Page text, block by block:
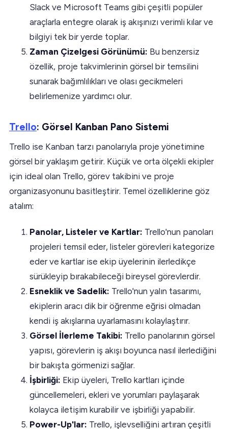
Slack ve Microsoft Teams gibi çeşitli popüler
araçlarla entegre olarak iş akışınızı verimli kılar ve
bilgiyi tek bir yerde toplar.
Zaman Çizelgesi Görünümü: Bu benzersiz
özellik, proje takvimlerinin görsel bir temsilini
sunarak bağımlılıkları ve olası gecikmeleri
belirlemenize yardımcı olur.
Trello: Görsel Kanban Pano Sistemi
Trello ise Kanban tarzı panolarıyla proje yönetimine
görsel bir yaklaşım getirir. Küçük ve orta ölçekli ekipler
için ideal olan Trello, görev takibini ve proje
organizasyonunu basitleştirir. Temel özelliklerine göz
atalım:
Panolar, Listeler ve Kartlar: Trello'nun panoları
projeleri temsil eder, listeler görevleri kategorize
eder ve kartlar ise ekip üyelerinin ilerledikçe
sürükleyip bırakabileceği bireysel görevlerdir.
Esneklik ve Sadelik: Trello'nun yalın tasarımı,
ekiplerin aracı dik bir öğrenme eğrisi olmadan
kendi iş akışlarına uyarlamasını kolaylaştırır.
Görsel İlerleme Takibi: Trello panolarının görsel
yapısı, görevlerin iş akışı boyunca nasıl ilerlediğini
bir bakışta görmenizi sağlar.
İşbirliği: Ekip üyeleri, Trello kartları içinde
güncellemeleri, ekleri ve yorumları paylaşarak
kolayca iletişim kurabilir ve işbirliği yapabilir.
Power-Up'lar: Trello, işlevselliğini artıran çeşitli